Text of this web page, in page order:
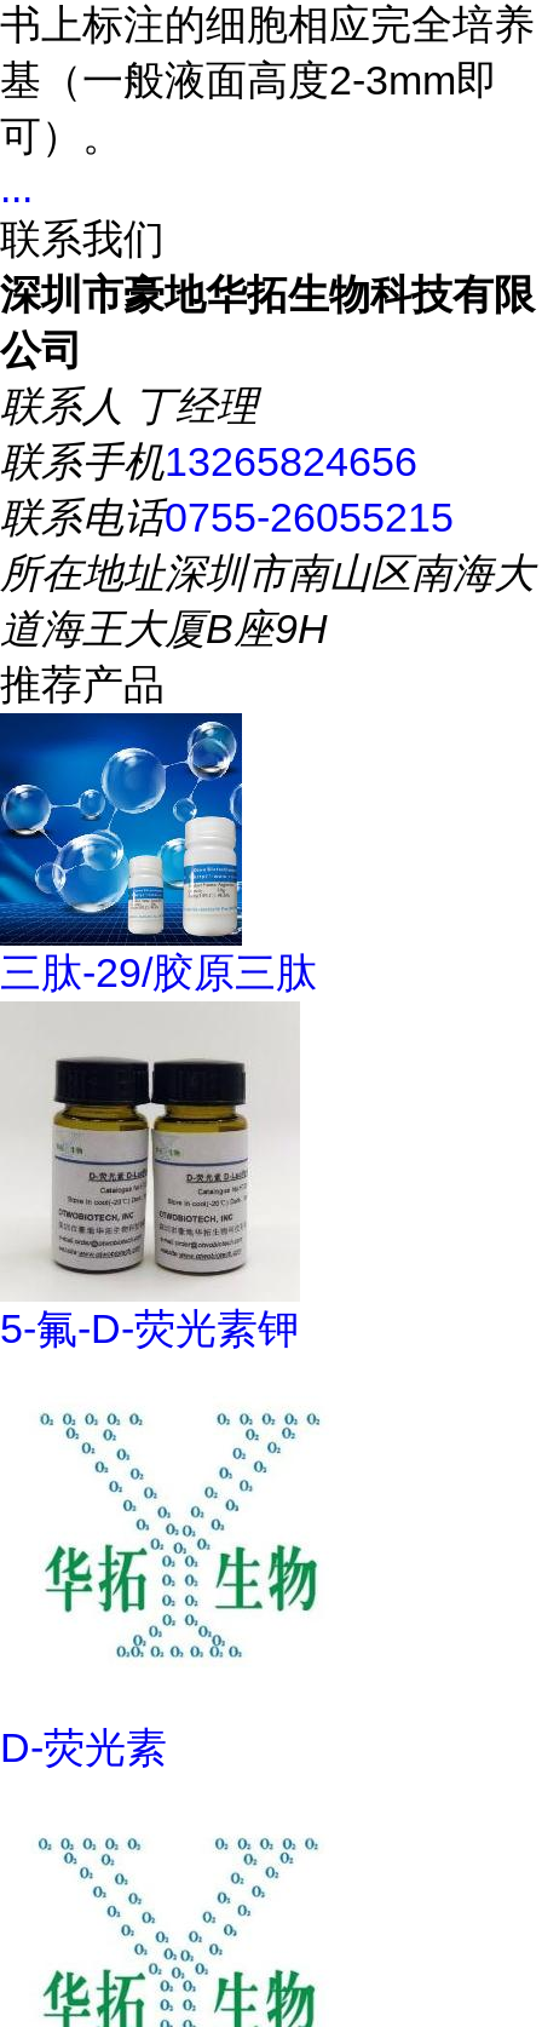
书上标注的细胞相应完全培养
基（一般液面高度2-3mm即
可）。
...
联系我们
深圳市豪地华拓生物科技有限
公司
联系人 丁经理
联系手机13265824656
联系电话0755-26055215
所在地址深圳市南山区南海大
道海王大厦B座9H
推荐产品
三肽-29/胶原三肽
5-氟-D-荧光素钾
D-荧光素